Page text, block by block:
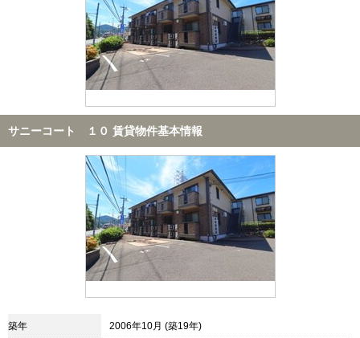
サニーコート １０ 賃貸物件基本情報
築年 2006年10月 (築19年)